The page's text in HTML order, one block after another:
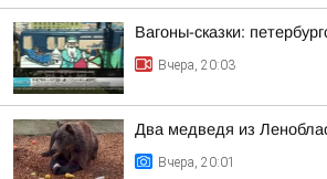
Вагоны-сказки:
Вчера, 20:03
Два медведя из
Вчера, 20:01